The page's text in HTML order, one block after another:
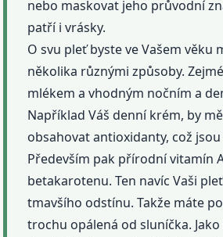
nebo maskovat jeho průvodní
patří i vrásky.
O svu pleť byste ve Vašem věku
několika různými způsoby.
mlékem a vhodným nočním a
Například Váš denní krém, by
obsahovat antioxidanty, což jsou
Především pak přírodní vitamín
betakarotenu. Ten navíc Vaši
tmavšího odstínu. Takže máte
trochu opálená od sluníčka.